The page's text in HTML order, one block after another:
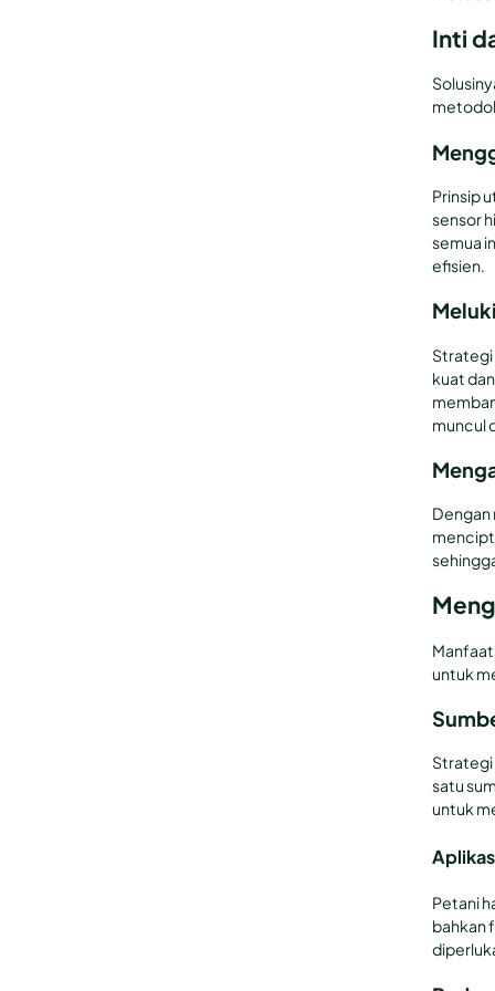
Inti
Prinsip
sensor
semua
efisien.
Strategi
kuat
muncul
Dengan
untuk
Strategi
satu
untuk
Petani
bahkan